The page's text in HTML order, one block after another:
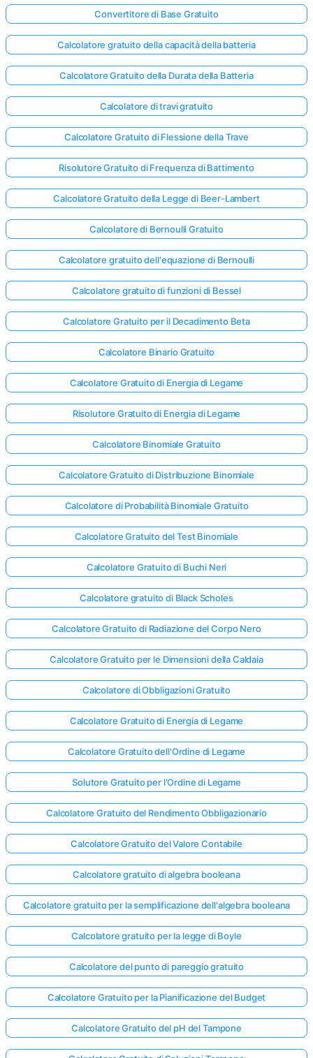
Convertitore di Base Gratuito
Calcolatore gratuito della capacità della batteria
Calcolatore Gratuito della Durata della Batteria
Calcolatore di travi gratuito
Calcolatore Gratuito di Flessione della Trave
Risolutore Gratuito di Frequenza di Battimento
Calcolatore Gratuito della Legge di Beer-Lambert
Calcolatore di Bernoulli Gratuito
Calcolatore gratuito dell'equazione di Bernoulli
Calcolatore gratuito di funzioni di Bessel
Calcolatore Gratuito per il Decadimento Beta
Calcolatore Binario Gratuito
Calcolatore Gratuito di Energia di Legame
Risolutore Gratuito di Energia di Legame
Calcolatore Binomiale Gratuito
Calcolatore Gratuito di Distribuzione Binomiale
Calcolatore di Probabilità Binomiale Gratuito
Calcolatore Gratuito del Test Binomiale
Calcolatore Gratuito di Buchi Neri
Calcolatore gratuito di Black Scholes
Calcolatore Gratuito di Radiazione del Corpo Nero
Calcolatore Gratuito per le Dimensioni della Caldaia
Calcolatore di Obbligazioni Gratuito
Calcolatore Gratuito di Energia di Legame
Calcolatore Gratuito dell'Ordine di Legame
Solutore Gratuito per l'Ordine di Legame
Calcolatore Gratuito del Rendimento Obbligazionario
Calcolatore Gratuito del Valore Contabile
Calcolatore gratuito di algebra booleana
Calcolatore gratuito per la semplificazione dell'algebra booleana
Calcolatore gratuito per la legge di Boyle
Calcolatore del punto di pareggio gratuito
Calcolatore Gratuito per la Pianificazione del Budget
Calcolatore Gratuito del pH del Tampone